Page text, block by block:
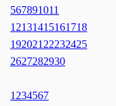
567891011
12131415161718
192021 22232425
2627282930
1 234567